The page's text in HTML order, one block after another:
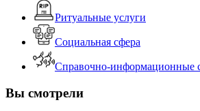
Ритуальные услуги
Социальная сфера
Справочно-информационные
Вы смотрели